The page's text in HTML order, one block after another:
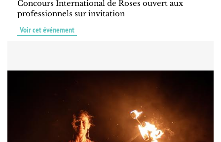
Concours International de Roses ouvert aux
professionnels sur invitation
Voir cet événement